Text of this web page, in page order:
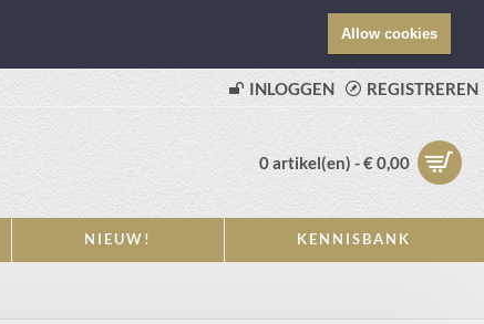
INLOGGEN REGISTREREN
0 artikel(en) - € 0,00
NIEUW! KENNISBANK
Allow cookies